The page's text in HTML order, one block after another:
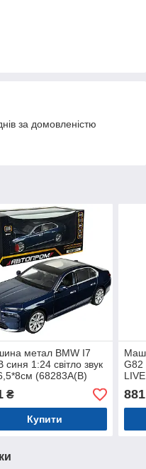
за домовленістю
метал BMW I7
1:24 світло звук
(68283A(B)
₴
Купити
G82
881